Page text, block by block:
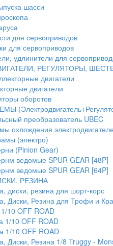
шасси
для сервоприводов
для сервоприводов
удлинители для
РЕГУЛЯТОРЫ,
двигатели
двигатели
оборотов
преобразователь UBEC
охлождения
(электро)
(Pinion Gear)
ведомые SPUR GEAR [48P]
ведомые SPUR GEAR [64P]
РЕЗИНА
диски, резина для шорт-корс
Диски, Резина для Трофи и
10 OFF ROAD
1/10 OFF ROAD
1/10 OFF ROAD
Диски, Резина 1/8 Truggy -